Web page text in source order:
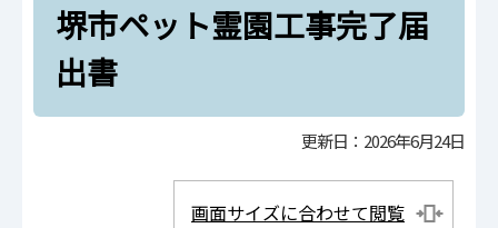
目的別検索
健康・福祉
堺市ペット霊園工事完了届
出書
更新日：2026年6月24日
画面サイズに合わせて閲覧